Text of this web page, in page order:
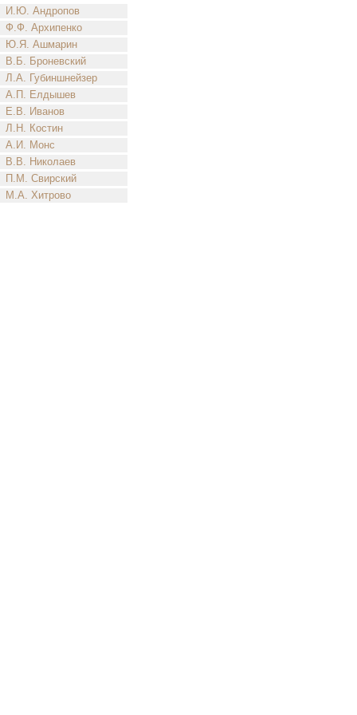
И.Ю. Андропов
Ф.Ф. Архипенко
Ю.Я. Ашмарин
В.Б. Броневский
Л.А. Губиншнейзер
А.П. Елдышев
Е.В. Иванов
Л.Н. Костин
А.И. Монс
В.В. Николаев
П.М. Свирский
М.А. Хитрово